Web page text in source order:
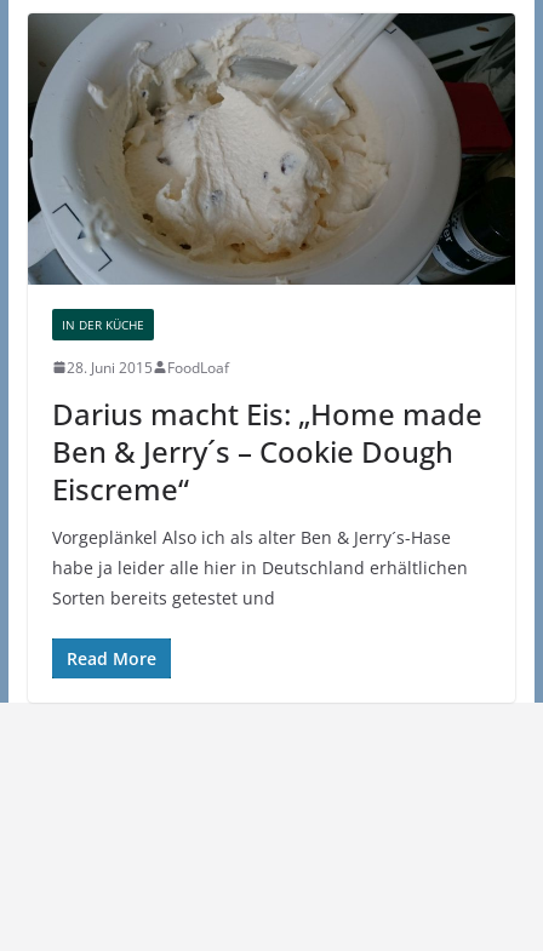
IN DER KÜCHE
28. Juni 2015 FoodLoaf
Darius macht Eis: „Home made
Ben & Jerry´s – Cookie Dough
Eiscreme“
Vorgeplänkel Also ich als alter Ben & Jerry´s-Hase
habe ja leider alle hier in Deutschland erhältlichen
Sorten bereits getestet und
Read More